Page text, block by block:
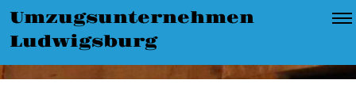
Umzugsunternehmen
Ludwigsburg